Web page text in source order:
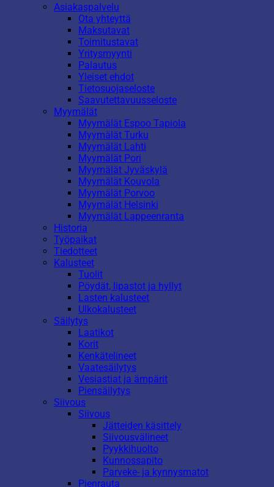
Asiakaspalvelu
Ota yhteyttä
Maksutavat
Toimitustavat
Yritysmyynti
Palautus
Yleiset ehdot
Tietosuojaseloste
Saavutettavuusseloste
Myymälät
Myymälät Espoo Tapiola
Myymälät Turku
Myymälät Lahti
Myymälät Pori
Myymälät Jyväskylä
Myymälät Kouvola
Myymälät Porvoo
Myymälät Helsinki
Myymälät Lappeenranta
Historia
Työpaikat
Tiedotteet
Kalusteet
Tuolit
Pöydät, lipastot ja hyllyt
Lasten kalusteet
Ulkokalusteet
Säilytys
Laatikot
Korit
Kenkätelineet
Vaatesäilytys
Vesiastiat ja ämpärit
Piensäilytys
Siivous
Siivous
Jätteiden käsittely
Siivousvälineet
Pyykkihuolto
Kunnossapito
Parveke- ja kynnysmatot
Pienrauta